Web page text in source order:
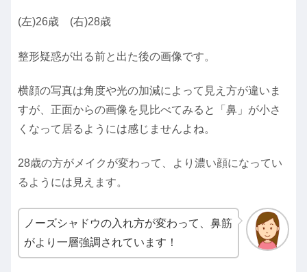
(左)26歳 (右)28歳
整形疑惑が出る前と出た後の画像です。
横顔の写真は角度や光の加減によって見え方が違いま
すが、正面からの画像を見比べてみると「鼻」が小さ
くなって居るようには感じませんよね。
28歳の方がメイクが変わって、より濃い顔になってい
るようには見えます。
ノーズシャドウの入れ方が変わって、鼻筋
がより一層強調されています！